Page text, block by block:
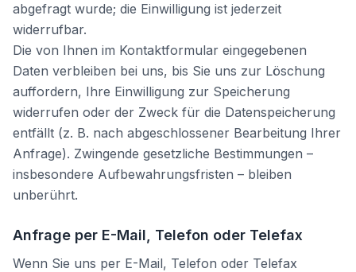
abgefragt wurde; die Einwilligung ist jederzeit
widerrufbar.
Die von Ihnen im Kontaktformular eingegebenen
Daten verbleiben bei uns, bis Sie uns zur Löschung
auffordern, Ihre Einwilligung zur Speicherung
widerrufen oder der Zweck für die Datenspeicherung
entfällt (z. B. nach abgeschlossener Bearbeitung Ihrer
Anfrage). Zwingende gesetzliche Bestimmungen –
insbesondere Aufbewahrungsfristen – bleiben
unberührt.
Anfrage per E-Mail, Telefon oder Telefax
Wenn Sie uns per E-Mail, Telefon oder Telefax